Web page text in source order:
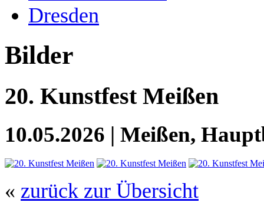
Bilder
20. Kunstfest Meißen
10.05.2026 | Meißen,
« zurück zur Übersicht